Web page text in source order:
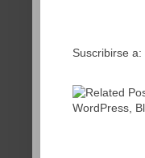
Suscribirse a: